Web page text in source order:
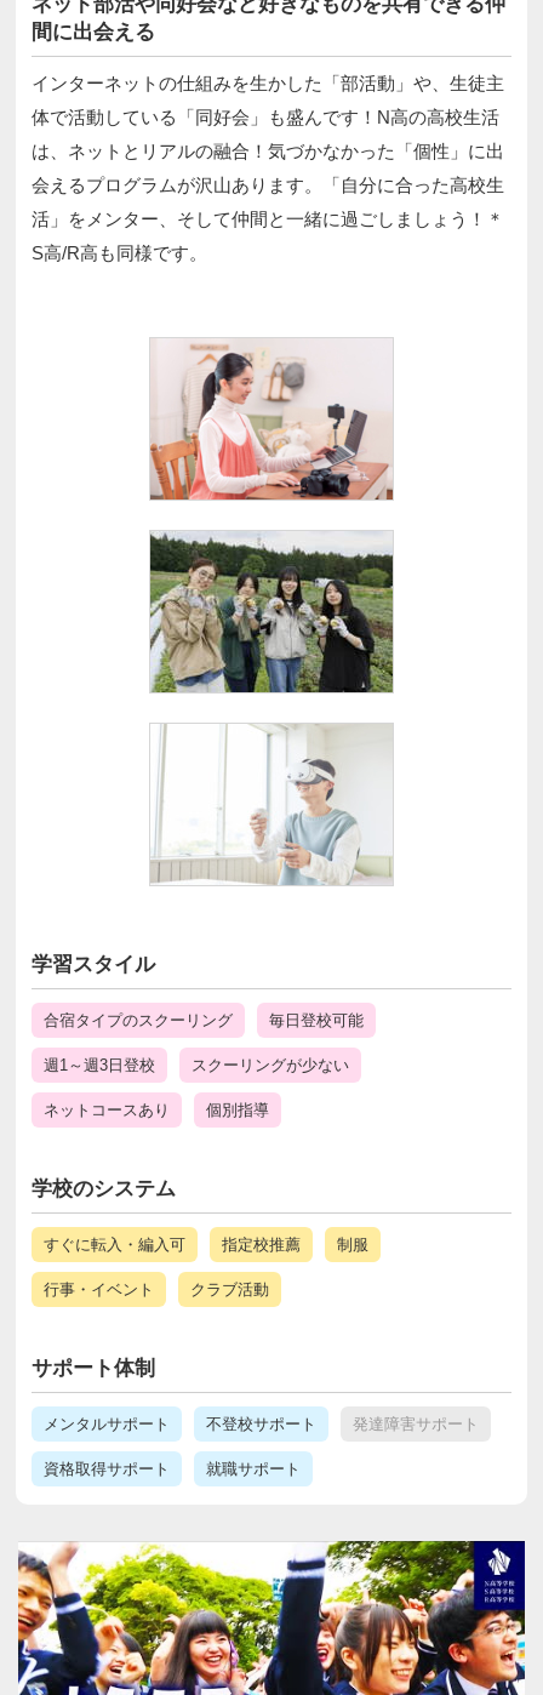
間に出会える
インターネットの仕組みを生かした「部活動」や、生徒主
体で活動している「同好会」も盛んです！N高の高校生活
は、ネットとリアルの融合！気づかなかった「個性」に出
会えるプログラムが沢山あります。「自分に合った高校生
活」をメンター、そして仲間と一緒に過ごしましょう！＊
S高/R高も同様です。
学習スタイル
合宿タイプのスクーリング 毎日登校可能
週1～週3日登校 スクーリングが少ない
ネットコースあり 個別指導
学校のシステム
すぐに転入・編入可 指定校推薦 制服
行事・イベント クラブ活動
サポート体制
メンタルサポート 不登校サポート 発達障害サポート
資格取得サポート 就職サポート